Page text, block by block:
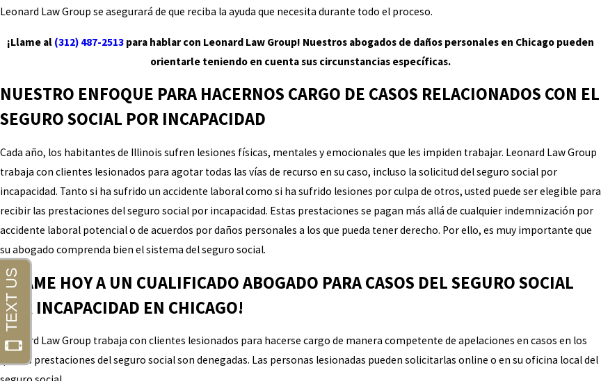
Leonard Law Group se asegurará de que reciba la ayuda que necesita durante todo el proceso.
¡Llame al (312) 487-2513 ​ para hablar con Leonard Law Group! Nuestros abogados de daños personales en Chicago pueden
orientarle teniendo en cuenta sus circunstancias específicas.
NUESTRO ENFOQUE PARA HACERNOS CARGO DE CASOS RELACIONADOS CON EL
SEGURO SOCIAL POR INCAPACIDAD
Cada año, los habitantes de Illinois sufren lesiones físicas, mentales y emocionales que les impiden trabajar. Leonard Law Group
trabaja con clientes lesionados para agotar todas las vías de recurso en su caso, incluso la solicitud del seguro social por
incapacidad. Tanto si ha sufrido un accidente laboral como si ha sufrido lesiones por culpa de otros, usted puede ser elegible para
recibir las prestaciones del seguro social por incapacidad. Estas prestaciones se pagan más allá de cualquier indemnización por
accidente laboral potencial o de acuerdos por daños personales a los que pueda tener derecho. Por ello, es muy importante que
su abogado comprenda bien el sistema del seguro social.
¡LLAME HOY A UN CUALIFICADO ABOGADO PARA CASOS DEL SEGURO SOCIAL
POR INCAPACIDAD EN CHICAGO!
Leonard Law Group trabaja con clientes lesionados para hacerse cargo de manera competente de apelaciones en casos en los
que las prestaciones del seguro social son denegadas. Las personas lesionadas pueden solicitarlas online o en su oficina local del